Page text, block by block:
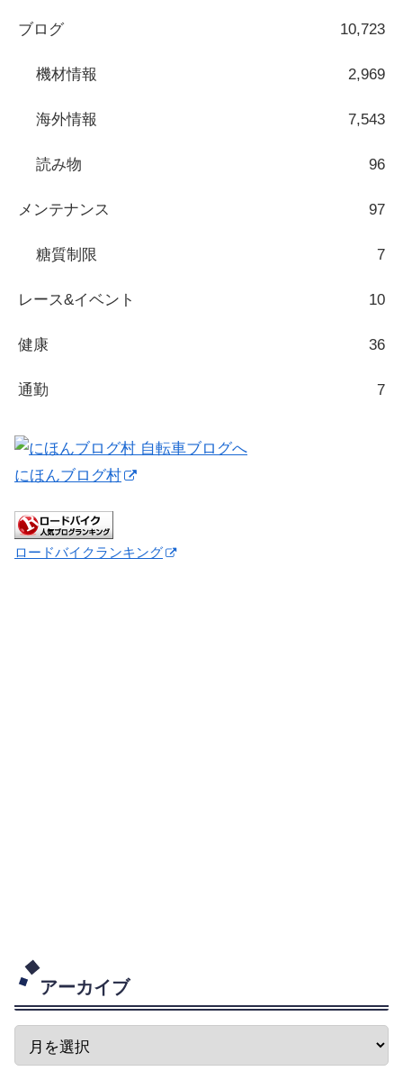
ブログ 10,723
機材情報 2,969
海外情報 7,543
読み物 96
メンテナンス 97
糖質制限 7
レース&イベント 10
健康 36
通勤 7
にほんブログ村
ロードバイクランキング
アーカイブ